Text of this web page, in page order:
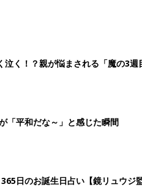
く！？親が悩まされる「魔の3
「平和だな～」と感じた瞬間
日のお誕生日占い【鏡リュウジ監